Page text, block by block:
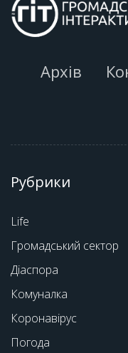
Архів
Рубрики
Life
Громадський сектор
Діаспора
Комуналка
Коронавірус
Погода